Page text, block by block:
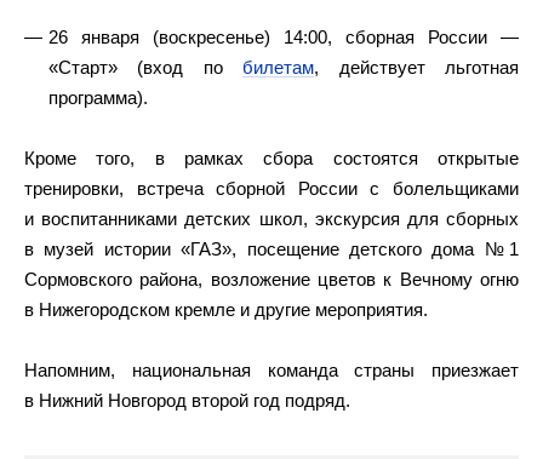
26 января (воскресенье) 14:00, сборная России —
«Старт» (вход побилетам, действует льготная
программа).
Кроме того, в рамках сбора состоятся открытые
тренировки, встреча сборной России с болельщиками
и воспитанниками детских школ, экскурсия для сборных
в музей истории «ГАЗ», посещение детского дома №1
Сормовского района, возложение цветов к Вечному огню
в Нижегородском кремле и другие мероприятия.
Напомним, национальная команда страны приезжает
в Нижний Новгород второй год подряд.